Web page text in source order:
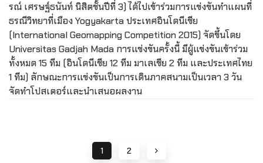
รณ์ เศรษฐ์ธนันท์ นิสิตชั้นปีที่ 3) ได้ไปเข้าร่วมการแข่งขันทำแผนที่
ธรณีวิทยาที่เมือง Yogyakarta ประเทศอินโดนีเชีย
(International Geomapping Competition 2015) จัดขึ้นโดย
Universitas Gadjah Mada การแข่งขันครั้งนี้ มีผู้แข่งขันเข้าร่วม
ทั้งหมด 15 ทีม (อินโดนีเชีย 12 ทีม มาเลเชีย 2 ทีม และประเทศไทย
1 ทีม) ลักษณะการแข่งขันเป็นการเดินภาคสนามเป็นเวลา 3 วัน
จัดทำโปสเตอร์และนำเสนอผลงาน
1 2